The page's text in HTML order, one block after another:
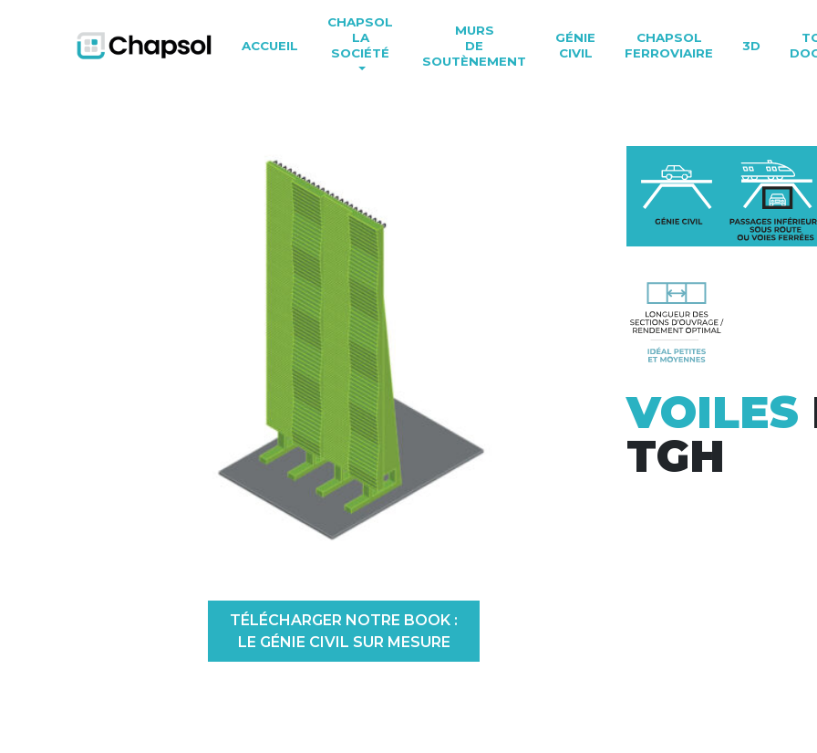
ACCUEIL
CHAPSOL
LA
SOCIÉTÉ
MURS
DE
SOUTÈNEMENT
GÉNIE
CIVIL
CHAPSOL
FERROVIAIRE
3D
TÉLÉCHARGER NOTRE BOOK :
LE GÉNIE CIVIL SUR MESURE
VOILES
TGH